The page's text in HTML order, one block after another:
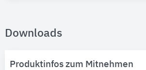
Downloads
Produktinfos zum Mitnehmen